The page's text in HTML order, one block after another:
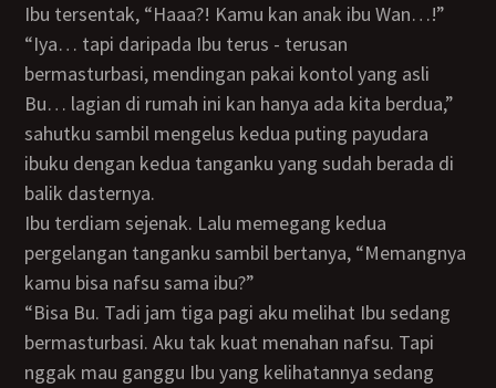
Ibu tersentak, “Haaa?! Kamu kan anak ibu Wan…!”
“Iya… tapi daripada Ibu terus - terusan
bermasturbasi, mendingan pakai kontol yang asli
Bu… lagian di rumah ini kan hanya ada kita berdua,”
sahutku sambil mengelus kedua puting payudara
ibuku dengan kedua tanganku yang sudah berada di
balik dasternya.
Ibu terdiam sejenak. Lalu memegang kedua
pergelangan tanganku sambil bertanya, “Memangnya
kamu bisa nafsu sama ibu?”
“Bisa Bu. Tadi jam tiga pagi aku melihat Ibu sedang
bermasturbasi. Aku tak kuat menahan nafsu. Tapi
nggak mau ganggu Ibu yang kelihatannya sedang